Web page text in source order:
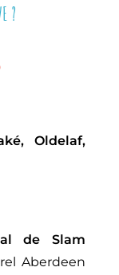
?
Oldelaf,
de Slam
Aberdeen